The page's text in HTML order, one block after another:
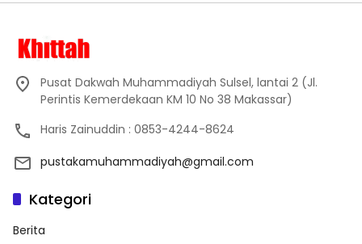
Pusat Dakwah Muhammadiyah Sulsel, lantai 2 (Jl.
Perintis Kemerdekaan KM 10 No 38 Makassar)
Haris Zainuddin : 0853-4244-8624
pustakamuhammadiyah@gmail.com
Kategori
Berita